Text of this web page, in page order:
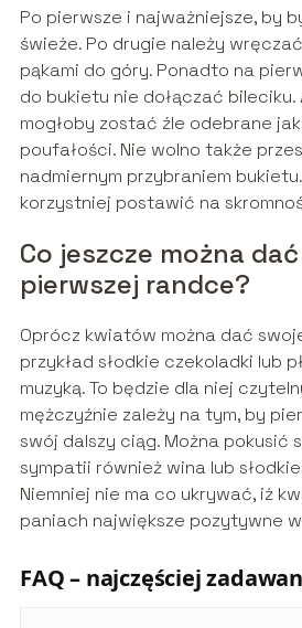
Po pierwsze i najważniejsze, by
świeże. Po drugie należy
pąkami do góry. Ponadto na
do bukietu nie dołączać
mogłoby zostać źle odebrane
poufałości. Nie wolno także
nadmiernym przybraniem
korzystniej postawić na
Co jeszcze można
pierwszej randce?
Oprócz kwiatów można dać
przykład słodkie czekoladki lub
muzyką. To będzie dla niej
mężczyźnie zależy na tym, by
swój dalszy ciąg. Można pokusić
sympatii również wina lub
Niemniej nie ma co ukrywać, iż
paniach największe pozytywne
FAQ – najczęściej